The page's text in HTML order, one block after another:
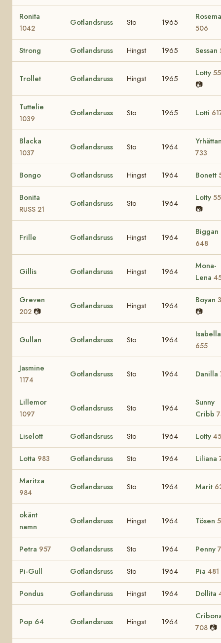
Ronita
1042
Gotlandsruss Sto 1965
506
Strong Gotlandsruss Hingst 1965 Sessan
Trollet Gotlandsruss Hingst 1965
Lotty
📷
Tuttelie
1039
Gotlandsruss Sto 1965 Lotti
Blacka
1037
Gotlandsruss Sto 1964
733
Bongo Gotlandsruss Hingst 1964 Bonett
Bonita
RUSS 21
Gotlandsruss Sto 1964
Lotty
📷
Frille Gotlandsruss Hingst 1964
Biggan
648
Gillis Gotlandsruss Hingst 1964
Mona-
Lena
Greven
202 📷
Gotlandsruss Hingst 1964
Boyan
📷
Gullan Gotlandsruss Sto 1964
Isabella
655
Jasmine
1174
Gotlandsruss Sto 1964 Danilla
Lillemor
1097
Gotlandsruss Sto 1964
Sunny
Cribb
Liselott Gotlandsruss Sto 1964 Lotty
Lotta 983 Gotlandsruss Sto 1964 Liliana
Maritza
984
Gotlandsruss Sto 1964 Marit
okänt
namn
Gotlandsruss Hingst 1964 Tösen
Petra 957 Gotlandsruss Sto 1964 Penny
Pi-Gull Gotlandsruss Sto 1964 Pia 481
Pondus Gotlandsruss Hingst 1964 Dollita
Pop 64 Gotlandsruss Hingst 1964
708 📷